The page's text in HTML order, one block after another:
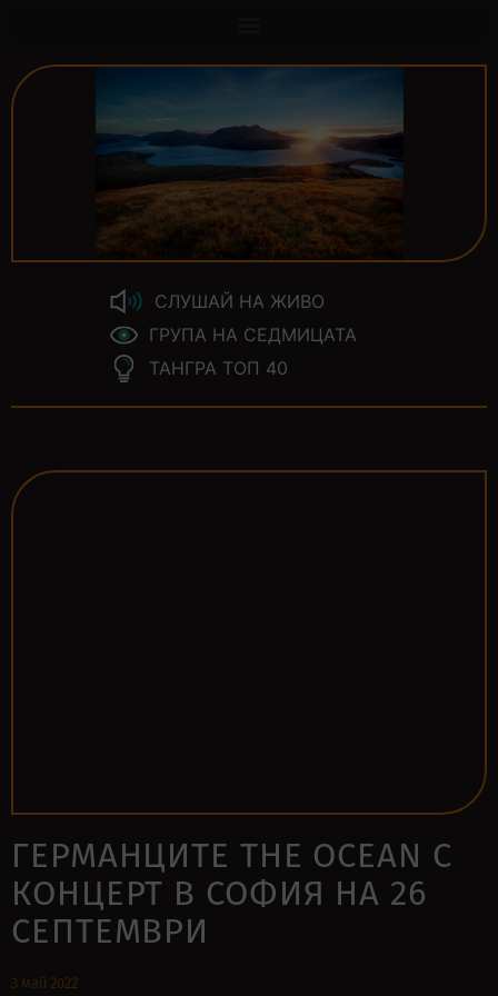
СЛУШАЙ НА ЖИВО
ГРУПА НА СЕДМИЦАТА
ТАНГРА ТОП 40
ГЕРМАНЦИТЕ THE OCEAN С
КОНЦЕРТ В СОФИЯ НА 26
СЕПТЕМВРИ
3 май 2022